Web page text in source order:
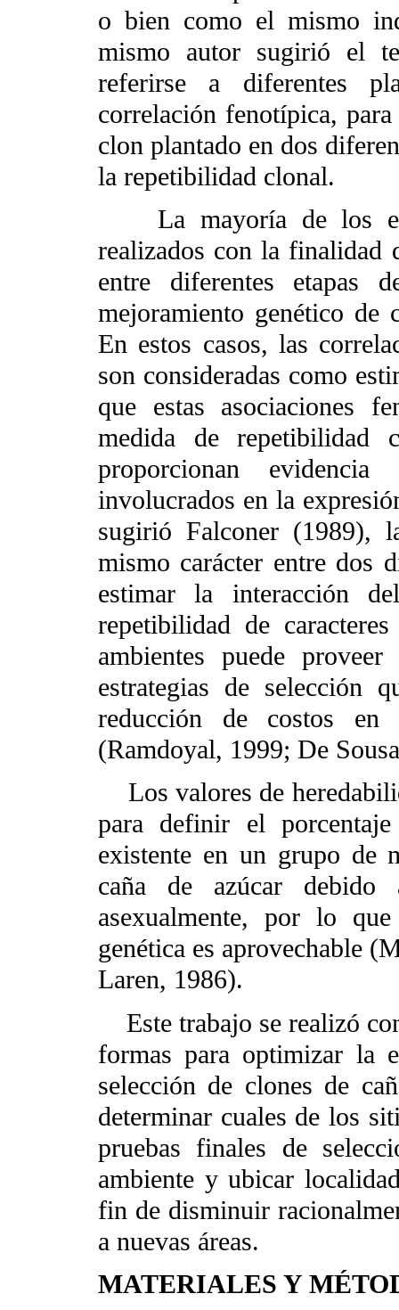
o bien como el mismo
mismo autor sugirió el
referirse a diferentes
correlación fenotípica,
clon plantado en dos
la repetibilidad clonal.
La mayoría de los
realizados con la finalidad
entre diferentes etapas
mejoramiento genético de
En estos casos, las
son consideradas como
que estas asociaciones
medida de repetibilidad
proporcionan
involucrados en la
sugirió Falconer (1989),
mismo carácter entre dos
estimar la interacción
repetibilidad de
ambientes puede
estrategias de selección
reducción de costos en
(Ramdoyal, 1999; De
Los valores de
para definir el
existente en un grupo de
caña de azúcar
asexualmente, por lo
genética es aprovechable
Laren, 1986).
Este trabajo se realizó
formas para optimizar la
selección de clones de
determinar cuales de los
pruebas finales de
ambiente y ubicar
fin de disminuir
a nuevas áreas.
MATERIALES Y